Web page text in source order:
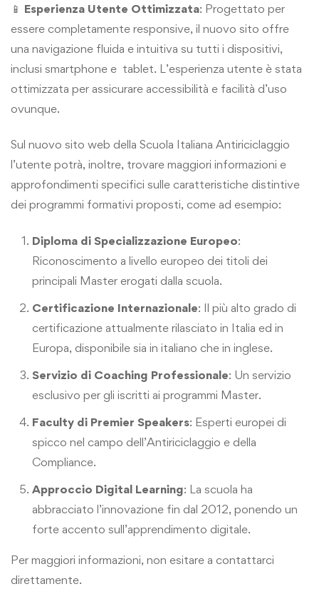
📱 Esperienza Utente Ottimizzata: Progettato per
essere completamente responsive, il nuovo sito offre
una navigazione fluida e intuitiva su tutti i dispositivi,
inclusi smartphone e tablet. L’esperienza utente è stata
ottimizzata per assicurare accessibilità e facilità d’uso
ovunque.
Sul nuovo sito web della Scuola Italiana Antiriciclaggio
l’utente potrà, inoltre, trovare maggiori informazioni e
approfondimenti specifici sulle caratteristiche distintive
dei programmi formativi proposti, come ad esempio:
Diploma di Specializzazione Europeo:
Riconoscimento a livello europeo dei titoli dei
principali Master erogati dalla scuola.
Certificazione Internazionale: Il più alto grado di
certificazione attualmente rilasciato in Italia ed in
Europa, disponibile sia in italiano che in inglese.
Servizio di Coaching Professionale: Un servizio
esclusivo per gli iscritti ai programmi Master.
Faculty di Premier Speakers: Esperti europei di
spicco nel campo dell’Antiriciclaggio e della
Compliance.
Approccio Digital Learning: La scuola ha
abbracciato l’innovazione fin dal 2012, ponendo un
forte accento sull’apprendimento digitale.
Per maggiori informazioni, non esitare a contattarci
direttamente.